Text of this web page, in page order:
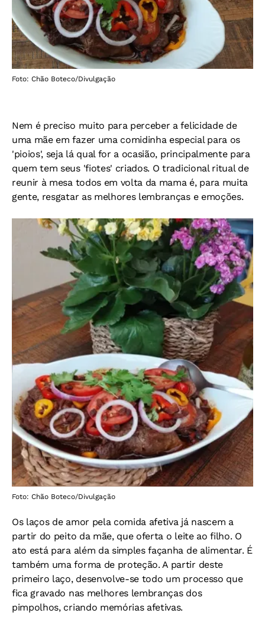
Foto: Chão Boteco/Divulgação
Nem é preciso muito para perceber a felicidade de
uma mãe em fazer uma comidinha especial para os
'pioios', seja lá qual for a ocasião, principalmente para
quem tem seus 'fiotes' criados. O tradicional ritual de
reunir à mesa todos em volta da mama é, para muita
gente, resgatar as melhores lembranças e emoções.
Foto: Chão Boteco/Divulgação
Os laços de amor pela comida afetiva já nascem a
partir do peito da mãe, que oferta o leite ao filho. O
ato está para além da simples façanha de alimentar. É
também uma forma de proteção. A partir deste
primeiro laço, desenvolve-se todo um processo que
fica gravado nas melhores lembranças dos
pimpolhos, criando memórias afetivas.